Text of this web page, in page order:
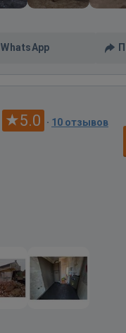
WhatsApp
5.0 · 10 отзывов